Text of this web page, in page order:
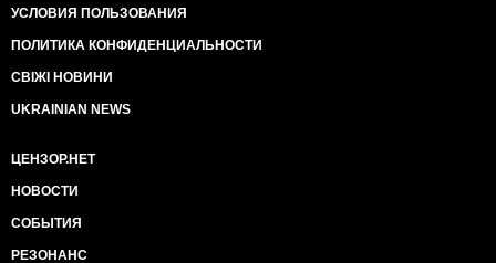
УСЛОВИЯ ПОЛЬЗОВАНИЯ
ПОЛИТИКА КОНФИДЕНЦИАЛЬНОСТИ
СВІЖІ НОВИНИ
UKRAINIAN NEWS
ЦЕНЗОР.НЕТ
НОВОСТИ
СОБЫТИЯ
РЕЗОНАНС